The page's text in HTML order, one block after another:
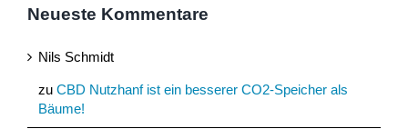
Neueste Kommentare
Nils Schmidt
zu CBD Nutzhanf ist ein besserer CO2-Speicher als
Bäume!